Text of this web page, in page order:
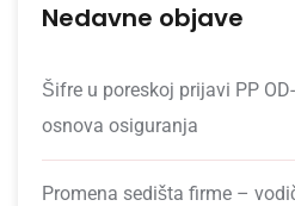
Nedavne objave
Šifre u poreskoj prijavi PP
osnova osiguranja
Promena sedišta firme –